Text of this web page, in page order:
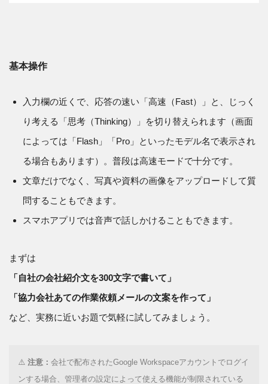
基本操作
入力欄の近くで、応答の速い「高速（Fast）」と、じっく
り考える「思考（Thinking）」を切り替えられます（画面
によっては「Flash」「Pro」といったモデル名で表示され
る場合もあります）。普段は高速モードで十分です。
文章だけでなく、写真や資料の画像をアップロードして質
問することもできます。
スマホアプリでは音声で話しかけることもできます。
まずは
「自社の会社紹介文を300文字で書いて」
「協力会社あての作業依頼メールの文案を作って」
など、実務に近いお題で気軽に試してみましょう。
⚠️ 注意： 会社で配布されたGoogle Workspaceアカウントでログイ
ンする場合、管理者の設定によって使える機能が制限されている